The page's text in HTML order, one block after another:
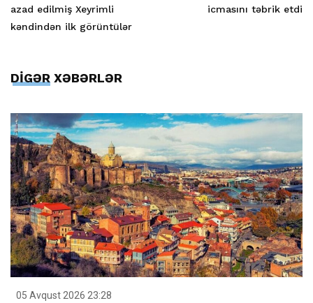
azad edilmiş Xeyrimli
kəndindən ilk görüntülər
icmasını təbrik etdi
DİGƏR XƏBƏRLƏR
05 Avqust 2026 23:28